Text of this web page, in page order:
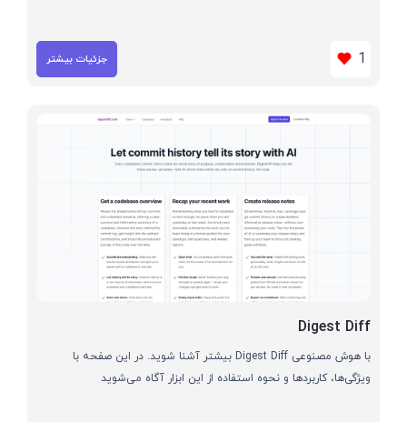
1 جزئیات بیشتر
Digest Diff
با هوش مصنوعی Digest Diff بیشتر آشنا شوید. در این صفحه با
ویژگی‌ها، کاربردها و نحوه استفاده از این ابزار آگاه می‌شوید